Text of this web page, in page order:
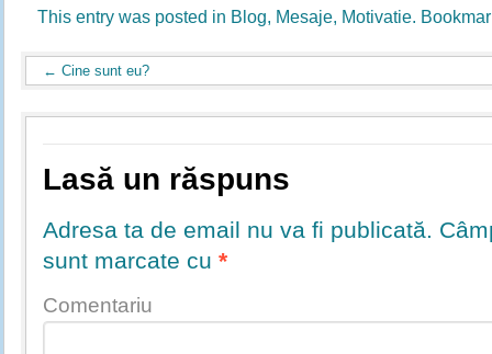
This entry was posted in Blog, Mesaje, Motivatie.
← Cine sunt eu?
Lasă un răspuns
Adresa ta de email nu va fi publicată.
sunt marcate cu *
Comentariu